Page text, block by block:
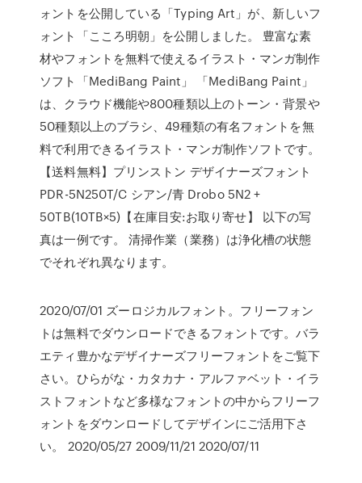
ォントを公開している「Typing Art」が、新しいフ
ォント「こころ明朝」を公開しました。 豊富な素
材やフォントを無料で使えるイラスト・マンガ制作
ソフト「MediBang Paint」 「MediBang Paint」
は、クラウド機能や800種類以上のトーン・背景や
50種類以上のブラシ、49種類の有名フォントを無
料で利用できるイラスト・マンガ制作ソフトです。
【送料無料】プリンストン デザイナーズフォント
PDR-5N250T/C シアン/青 Drobo 5N2 +
50TB(10TB×5)【在庫目安:お取り寄せ】 以下の写
真は一例です。 清掃作業（業務）は浄化槽の状態
でそれぞれ異なります。
2020/07/01 ズーロジカルフォント。フリーフォン
トは無料でダウンロードできるフォントです。バラ
エティ豊かなデザイナーズフリーフォントをご覧下
さい。ひらがな・カタカナ・アルファベット・イラ
ストフォントなど多様なフォントの中からフリーフ
ォントをダウンロードしてデザインにご活用下さ
い。 2020/05/27 2009/11/21 2020/07/11